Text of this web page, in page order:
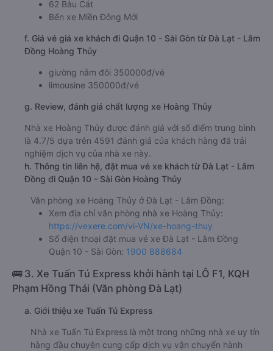
62 Bàu Cát
Bến xe Miền Đông Mới
f. Giá vé giá xe khách đi Quận 10 - Sài Gòn từ Đà Lạt - Lâm
Đồng Hoàng Thủy
giường nằm đôi 350000đ/vé
limousine 350000đ/vé
g. Review, đánh giá chất lượng xe Hoàng Thủy
Nhà xe Hoàng Thủy được đánh giá với số điểm trung bình
là 4.7/5 dựa trên 4591 đánh giá của khách hàng đã trải
nghiệm dịch vụ của nhà xe này.
h. Thông tin liên hệ, đặt mua vé xe khách từ Đà Lạt - Lâm
Đồng đi Quận 10 - Sài Gòn Hoàng Thủy
Văn phòng xe Hoàng Thủy ở Đà Lạt - Lâm Đồng:
Xem địa chỉ văn phòng nhà xe Hoàng Thủy:
https://vexere.com/vi-VN/xe-hoang-thuy
Số điện thoại đặt mua vé xe Đà Lạt - Lâm Đồng
Quận 10 - Sài Gòn: 1900 888684
🚌 3. Xe Tuấn Tú Express khởi hành tại LÔ F1, KQH
Phạm Hồng Thái (Văn phòng Đà Lạt)
a. Giới thiệu xe Tuấn Tú Express
Nhà xe Tuấn Tú Express là một trong những nhà xe uy tín
hàng đầu chuyên cung cấp dịch vụ vận chuyển hành